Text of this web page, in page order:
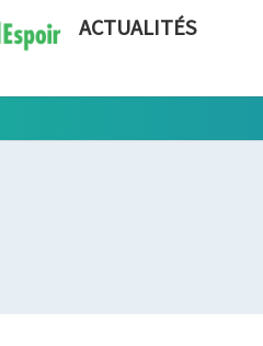
ACTUALITÉS